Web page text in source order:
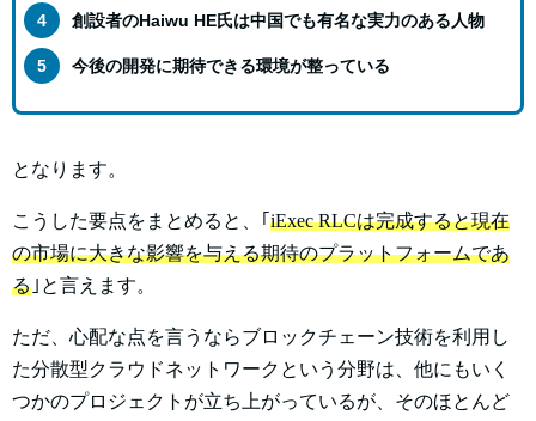
創設者のHaiwu HE氏は中国でも有名な実力のある人物
今後の開発に期待できる環境が整っている
となります。
こうした要点をまとめると、｢ iExec RLCは完成すると現在
の市場に大きな影響を与える期待のプラットフォームであ
る ｣と言えます。
ただ、心配な点を言うならブロックチェーン技術を利用し
た分散型クラウドネットワークという分野は、他にもいく
つかのプロジェクトが立ち上がっているが、そのほとんど